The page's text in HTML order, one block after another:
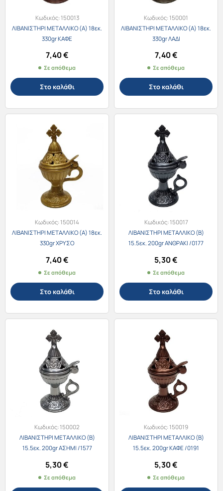
Κωδικός:150013
ΛΙΒΑΝΙΣΤΗΡΙ ΜΕΤΑΛΛΙΚΟ (Α) 18εκ.
330gr ΚΑΦΕ
7,40€
Σε απόθεμα
Στο καλάθι
Κωδικός:150001
ΛΙΒΑΝΙΣΤΗΡΙ ΜΕΤΑΛΛΙΚΟ (Α) 18εκ.
330gr ΛΑΔΙ
7,40€
Σε απόθεμα
Στο καλάθι
Κωδικός:150014
ΛΙΒΑΝΙΣΤΗΡΙ ΜΕΤΑΛΛΙΚΟ (Α) 18εκ.
330gr ΧΡΥΣΟ
7,40€
Σε απόθεμα
Στο καλάθι
Κωδικός:150017
ΛΙΒΑΝΙΣΤΗΡΙ ΜΕΤΑΛΛΙΚΟ (Β)
15.5εκ. 200gr ΑΝΘΡΑΚΙ /0177
5,30€
Σε απόθεμα
Στο καλάθι
Κωδικός:150002
ΛΙΒΑΝΙΣΤΗΡΙ ΜΕΤΑΛΛΙΚΟ (Β)
15.5εκ. 200gr ΑΣΗΜΙ /1577
5,30€
Σε απόθεμα
Κωδικός:150019
ΛΙΒΑΝΙΣΤΗΡΙ ΜΕΤΑΛΛΙΚΟ (Β)
15.5εκ. 200gr ΚΑΦΕ /0191
5,30€
Σε απόθεμα